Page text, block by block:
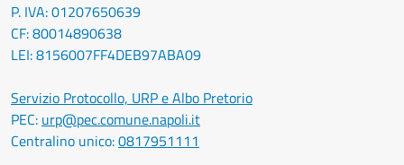
P. IVA: 01207650639
CF: 80014890638
LEI: 8156007FF4DEB97ABA09
Servizio Protocollo, URP e Albo Pretorio
PEC: urp@pec.comune.napoli.it
Centralino unico:0817951111